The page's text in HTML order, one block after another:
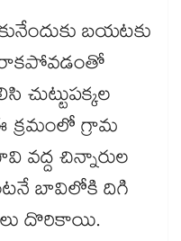
బయటకు
రాకపోవడంతో
చుట్టుపక్కల
క్రమంలో గ్రామ
చిన్నారుల
బావిలోకి దిగి
దొరికాయి.